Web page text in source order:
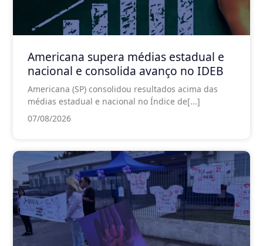
Americana supera médias estadual e
nacional e consolida avanço no IDEB
Americana (SP) consolidou resultados acima das
médias estadual e nacional no Índice de[...]
07/08/2026